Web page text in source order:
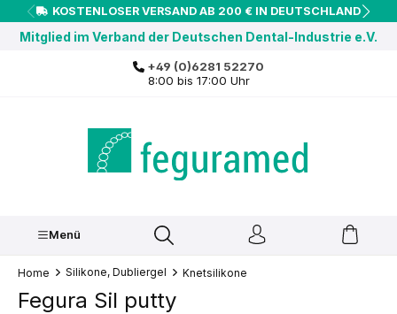
springen
KOSTENLOSER VERSAND AB 200 € IN DEUTSCHLAND
Mitglied im Verband der Deutschen Dental-Industrie e.V.
+49 (0)6281 52270
8:00 bis 17:00 Uhr
Menü
Home Silikone, Dubliergel Knetsilikone
Fegura Sil putty